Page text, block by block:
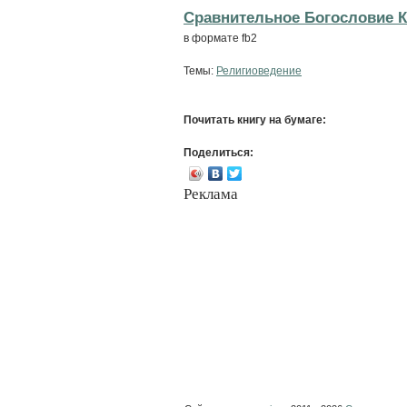
Сравнительное Богословие
в формате fb2
Темы: Религиоведение
Почитать книгу на бумаге:
Поделиться:
Реклама